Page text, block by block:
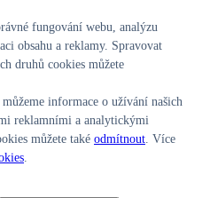
Zrušit filtry
fungování webu, analýzu
obsahu a reklamy. Spravovat
druhů cookies můžete
informace o užívání našich
reklamními a analytickými
můžete také odmítnout . Více